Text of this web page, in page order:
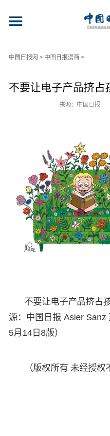
中国日报网 > 中国日报漫画 >
不要让电子产品挤占
来源：中国日报
不要让电子产品挤占
源：中国日报 Asier
5月14日8版）
（版权所有 未经授权